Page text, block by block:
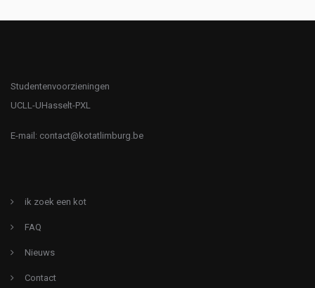
Studentenvoorzieningen
UCLL-UHasselt-PXL
E-mail: contact@kotatlimburg.be
ik zoek een kot
FAQ
Nieuws
Contact